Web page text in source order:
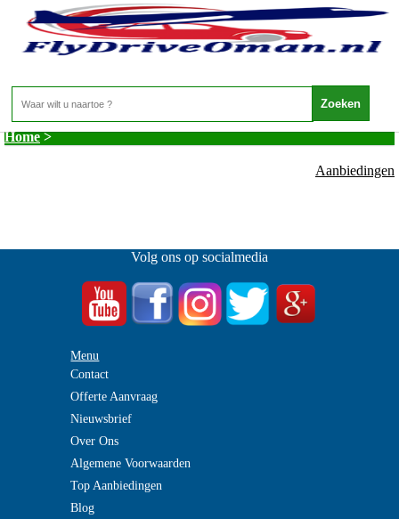
Home>
Aanbiedingen
Volg ons op socialmedia
Menu
Contact
Offerte Aanvraag
Nieuwsbrief
Over Ons
Algemene Voorwaarden
Top Aanbiedingen
Blog